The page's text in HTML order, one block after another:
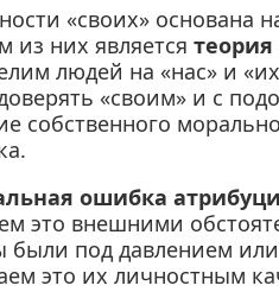
«своих» основана
из них является
людей на «нас» и
«своим» и с
ошибка
это внешними
под давлением
это их личностным